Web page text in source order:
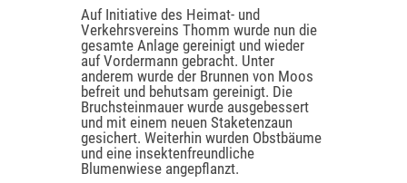
Auf Initiative des Heimat- und
Verkehrsvereins Thomm wurde nun die
gesamte Anlage gereinigt und wieder
auf Vordermann gebracht. Unter
anderem wurde der Brunnen von Moos
befreit und behutsam gereinigt. Die
Bruchsteinmauer wurde ausgebessert
und mit einem neuen Staketenzaun
gesichert. Weiterhin wurden Obstbäume
und eine insektenfreundliche
Blumenwiese angepflanzt.